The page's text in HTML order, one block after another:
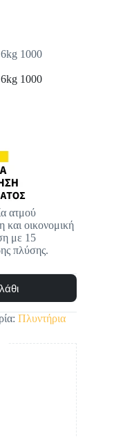
1000
1000
ατμού
και οικονομική
με 15
πλύσης.
Πλυντήρια